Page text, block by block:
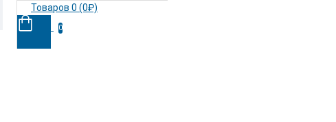
Товаров 0 (0₽)
0